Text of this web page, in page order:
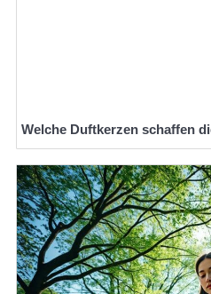
Welche Duftkerzen schaffen